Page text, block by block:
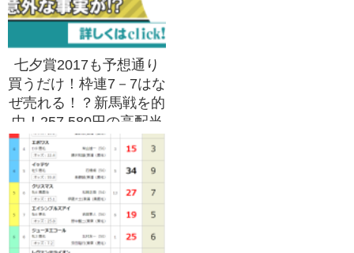
七夕賞2017も予想通り
買うだけ！枠連7－7はな
ぜ売れる！？新馬戦を的
中！257,580円の高配当